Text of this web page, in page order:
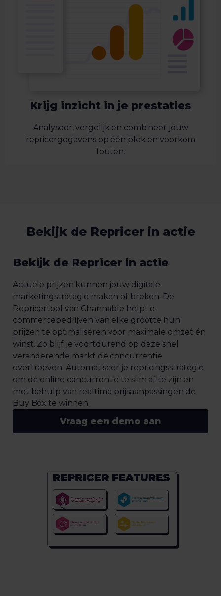
Krijg inzicht in je prestaties
Analyseer, vergelijk en combineer jouw
repricergegevens op één plek en voorkom
fouten.
Bekijk de Repricer in actie
Bekijk de Repricer in actie
Actuele prijzen kunnen jouw digitale
marketingstrategie maken of breken. De
Repricertool van Channable helpt e-
commercebedrijven van elke grootte hun
prijzen te optimaliseren voor maximale omzet én
winst. Zo blijf je voortdurend op deze snel
veranderende markt de concurrentie
overtroeven. Automatiseer je repricingsstrategie
om de online concurrentie te slim af te zijn en
met behulp van realtime prijsaanpassingen de
Buy Box te winnen.
Vraag een demo aan